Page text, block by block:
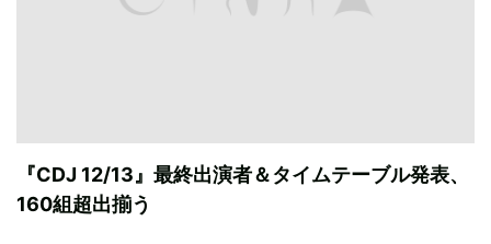
『CDJ 12/13』最終出演者＆タイムテーブル発表、
160組超出揃う